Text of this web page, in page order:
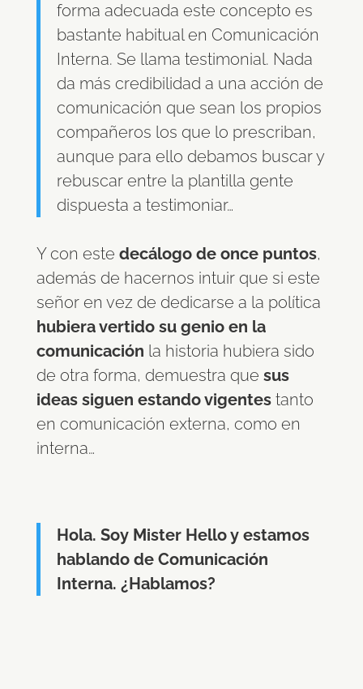
forma adecuada este concepto es
bastante habitual en Comunicación
Interna. Se llama testimonial. Nada
da más credibilidad a una acción de
comunicación que sean los propios
compañeros los que lo prescriban,
aunque para ello debamos buscar y
rebuscar entre la plantilla gente
dispuesta a testimoniar…
Y con este decálogo de once puntos,
además de hacernos intuir que si este
señor en vez de dedicarse a la política
hubiera vertido su genio en la
comunicación la historia hubiera sido
de otra forma, demuestra que sus
ideas siguen estando vigentestanto
en comunicación externa, como en
interna…
Hola. Soy Mister Hello y estamos
hablando de Comunicación
Interna. ¿Hablamos?